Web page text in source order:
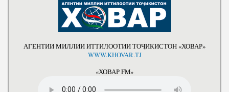
Тарҷумаи ҳол
Сохтори Институт
Роҳбарон ва кормандон
АГЕНТИИ МИЛЛИИ ИТТИЛООТИИ ТОҶИКИСТОН «ХОВАР»
WWW.KHOVAR.TJ
«ХОВАР FM»